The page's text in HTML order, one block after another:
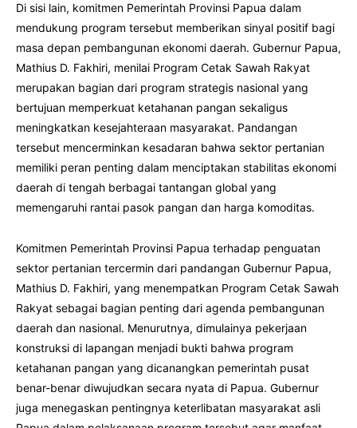
Di sisi lain, komitmen Pemerintah Provinsi Papua dalam
mendukung program tersebut memberikan sinyal positif bagi
masa depan pembangunan ekonomi daerah. Gubernur Papua,
Mathius D. Fakhiri, menilai Program Cetak Sawah Rakyat
merupakan bagian dari program strategis nasional yang
bertujuan memperkuat ketahanan pangan sekaligus
meningkatkan kesejahteraan masyarakat. Pandangan
tersebut mencerminkan kesadaran bahwa sektor pertanian
memiliki peran penting dalam menciptakan stabilitas ekonomi
daerah di tengah berbagai tantangan global yang
memengaruhi rantai pasok pangan dan harga komoditas.
Komitmen Pemerintah Provinsi Papua terhadap penguatan
sektor pertanian tercermin dari pandangan Gubernur Papua,
Mathius D. Fakhiri, yang menempatkan Program Cetak Sawah
Rakyat sebagai bagian penting dari agenda pembangunan
daerah dan nasional. Menurutnya, dimulainya pekerjaan
konstruksi di lapangan menjadi bukti bahwa program
ketahanan pangan yang dicanangkan pemerintah pusat
benar-benar diwujudkan secara nyata di Papua. Gubernur
juga menegaskan pentingnya keterlibatan masyarakat asli